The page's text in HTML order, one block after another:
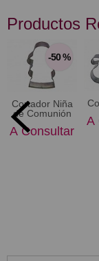
Productos
-50 %
Cortador Niña
de Comunión
A Consultar
A